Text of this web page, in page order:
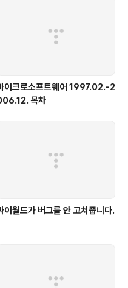
이크로소프트웨어 1997.02.-2
목차
이월드가 버그를 안 고쳐줍니다.